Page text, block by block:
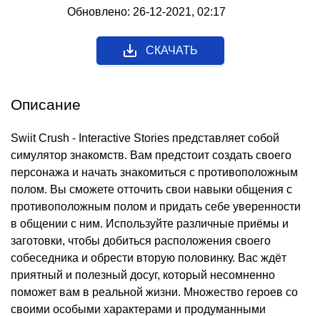
Обновлено: 26-12-2021, 02:17
СКАЧАТЬ
Описание
Swiit Crush - Interactive Stories представляет собой
симулятор знакомств. Вам предстоит создать своего
персонажа и начать знакомиться с противоположным
полом. Вы сможете отточить свои навыки общения с
противоположным полом и придать себе уверенности
в общении с ним. Используйте различные приёмы и
заготовки, чтобы добиться расположения своего
собеседника и обрести вторую половинку. Вас ждёт
приятный и полезный досуг, который несомненно
поможет вам в реальной жизни. Множество героев со
своими особыми характерами и продуманными